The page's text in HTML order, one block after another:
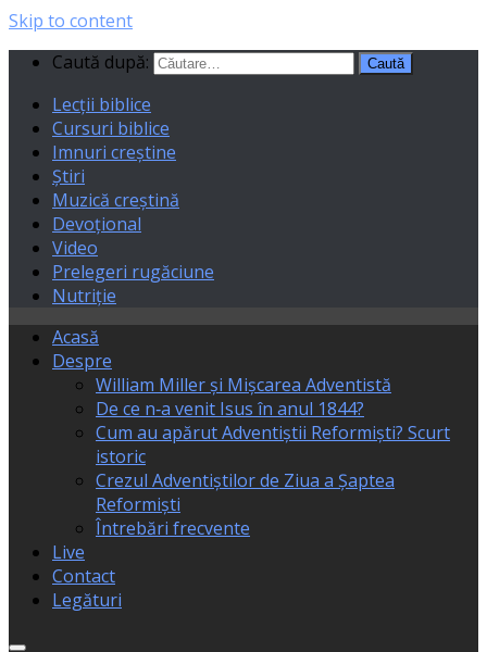
Skip to content
Caută după:
Lecții biblice
Cursuri biblice
Imnuri creștine
Știri
Muzică creștină
Devoțional
Video
Prelegeri rugăciune
Nutriție
Acasă
Despre
William Miller și Mișcarea Adventistă
De ce n‑a venit Isus în anul 1844?
Cum au apărut Adventiștii Reformiști? Scurt
istoric
Crezul Adventiștilor de Ziua a Șaptea
Reformiști
Întrebări frecvente
Live
Contact
Legături